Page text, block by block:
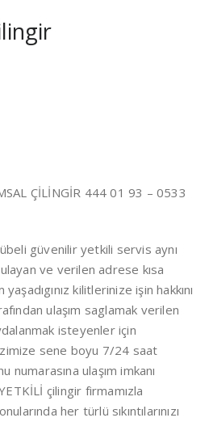
ÇİLİNGİR 444 01 93 – 0533
güvenilir yetkili servis aynı
ve verilen adrese kısa
kilitlerinize işin hakkını
ulaşım saglamak verilen
isteyenler için
sene boyu 7/24 saat
ulaşım imkanı
çilingir firmamızla
her türlü sıkıntılarınızı